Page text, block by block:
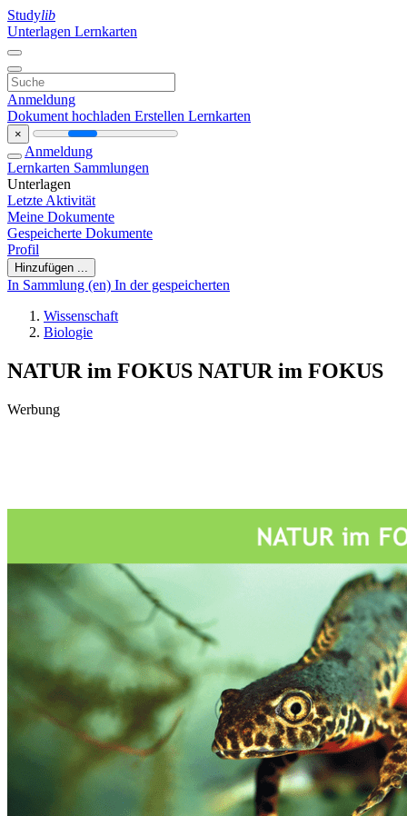
Studylib
Unterlagen Lernkarten
Anmeldung
Dokument hochladen Erstellen Lernkarten
×
Anmeldung
Lernkarten Sammlungen
Unterlagen
Letzte Aktivität
Meine Dokumente
Gespeicherte Dokumente
Profil
Hinzufügen ...
In Sammlung (en) In der gespeicherten
Wissenschaft
Biologie
NATUR im FOKUS NATUR im FOKUS
Werbung